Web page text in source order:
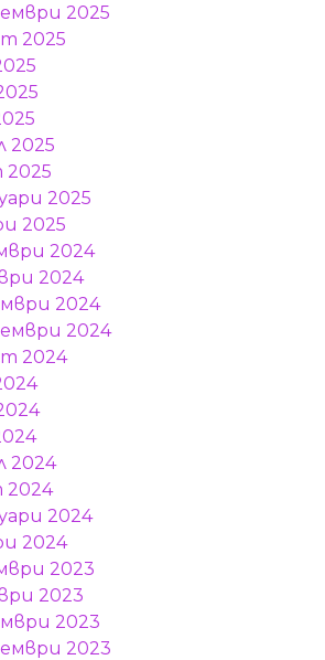
2025
2025
2025
2025
2025
2024
2024
2024
2024
2024
2024
2024
2024
2024
2023
2023
2023
2023